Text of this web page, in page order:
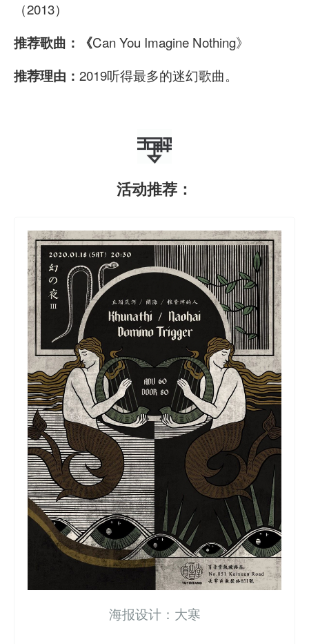
（2013）
推荐歌曲：《Can You Imagine Nothing》
推荐理由： 2019听得最多的迷幻歌曲。
活动推荐：
海报设计：大寒